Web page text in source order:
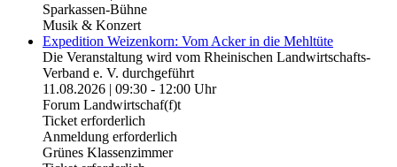
Sparkassen-Bühne
Musik & Konzert
Expedition Weizenkorn: Vom Acker in die Mehltüte
Die Veranstaltung wird vom Rheinischen Landwirtschafts-
Verband e. V. durchgeführt
11.08.2026 | 09:30 - 12:00 Uhr
Forum Landwirtschaf(f)t
Ticket erforderlich
Anmeldung erforderlich
Grünes Klassenzimmer